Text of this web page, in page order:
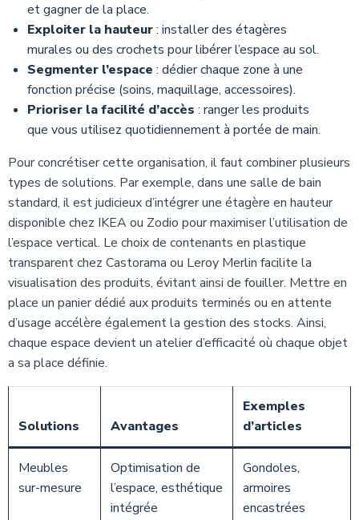
et gagner de la place.
Exploiter la hauteur: installer des étagères
murales ou des crochets pour libérer l’espace au sol.
Segmenter l’espace : dédier chaque zone à une
fonction précise (soins, maquillage, accessoires).
Prioriser la facilité d’accès : ranger les produits
que vous utilisez quotidiennement à portée de main.
Pour concrétiser cette organisation, il faut combiner plusieurs
types de solutions. Par exemple, dans une salle de bain
standard, il est judicieux d’intégrer une étagère en hauteur
disponible chez IKEA ou Zodio pour maximiser l’utilisation de
l’espace vertical. Le choix de contenants en plastique
transparent chez Castorama ou Leroy Merlin facilite la
visualisation des produits, évitant ainsi de fouiller. Mettre en
place un panier dédié aux produits terminés ou en attente
d’usage accélère également la gestion des stocks. Ainsi,
chaque espace devient un atelier d’efficacité où chaque objet
a sa place définie.
Solutions Avantages
Exemples
d’articles
Meubles
sur-mesure
Optimisation de
l’espace, esthétique
intégrée
Gondoles,
armoires
encastrées